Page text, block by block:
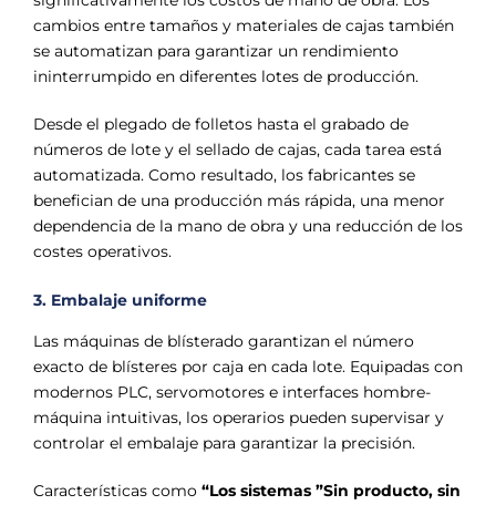
cambios entre tamaños y materiales de cajas también
se automatizan para garantizar un rendimiento
ininterrumpido en diferentes lotes de producción.
Desde el plegado de folletos hasta el grabado de
números de lote y el sellado de cajas, cada tarea está
automatizada. Como resultado, los fabricantes se
benefician de una producción más rápida, una menor
dependencia de la mano de obra y una reducción de los
costes operativos.
3. Embalaje uniforme
Las máquinas de blísterado garantizan el número
exacto de blísteres por caja en cada lote. Equipadas con
modernos PLC, servomotores e interfaces hombre-
máquina intuitivas, los operarios pueden supervisar y
controlar el embalaje para garantizar la precisión.
Características como “Los sistemas ”Sin producto, sin